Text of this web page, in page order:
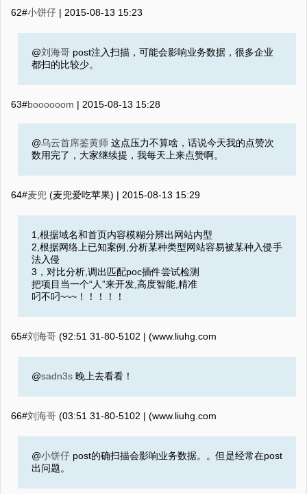
62#小饼仔 | 2015-08-13 15:23
@刘海哥 post注入扫描，可能会影响业务数据，很多企业
都扫的比较少。
63#boooooom | 2015-08-13 15:28
@乌云首席鉴黄师 这点压力不算啥，话说今天我的点赞次
数用完了，大家继续提，我每天上来点赞啊。
64#麦兜 (麦兜爱吃苹果) | 2015-08-13 15:29
1,根据域名和首页内容模糊分辨出网站内型
2,根据网络上已知案例,分析某种类型网站容易被某种入侵手
法入侵
3，对比分析,调出匹配poc插件尝试检测
把项目当一个“人”来开发,高度智能,精准
叼不叼~~~！！！！！
65#刘海哥 (‮moc.ghuil.www) |
2015-08-13 15:29
@sadn3s 晚上去看看！
66#刘海哥 (‮moc.ghuil.www) |
2015-08-13 15:30
@小饼仔 post的确扫描会影响业务数据。。但是经常在post
出问题。